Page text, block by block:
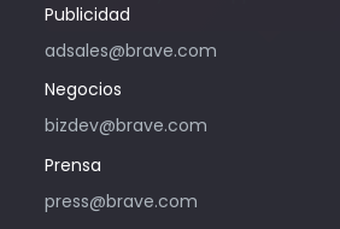
Publicidad
adsales@brave.com
Negocios
bizdev@brave.com
Prensa
press@brave.com